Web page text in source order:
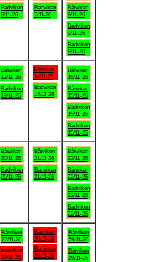
Badviken
6/11-26
Badviken
7/11-26
Båtviken
8/11-26
Badviken
8/11-26
Badviken
8/11-26
Båtviken
13/11-26
Badviken
13/11-26
Båtviken
14/11-26
Badviken
14/11-26
Båtviken
15/11-26
Båtviken
15/11-26
Badviken
15/11-26
Badviken
15/11-26
Båtviken
20/11-26
Badviken
20/11-26
Båtviken
21/11-26
Badviken
21/11-26
Båtviken
22/11-26
Båtviken
22/11-26
Badviken
22/11-26
Badviken
22/11-26
Båtviken
27/11-26
Badviken
27/11-26
Båtviken
28/11-26
Badviken
28/11-26
Båtviken
29/11-26
Båtviken
29/11-26